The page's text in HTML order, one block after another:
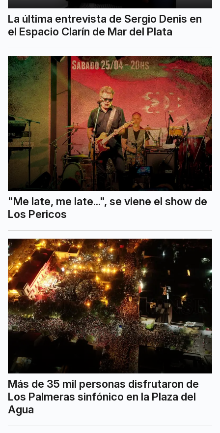
La última entrevista de Sergio Denis en
el Espacio Clarín de Mar del Plata
"Me late, me late...", se viene el show de
Los Pericos
Más de 35 mil personas disfrutaron de
Los Palmeras sinfónico en la Plaza del
Agua